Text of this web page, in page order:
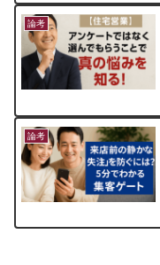
論考
論考